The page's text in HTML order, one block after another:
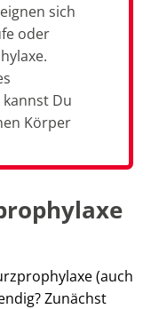
sich
oder
Du
Körper
(auch
Zunächst